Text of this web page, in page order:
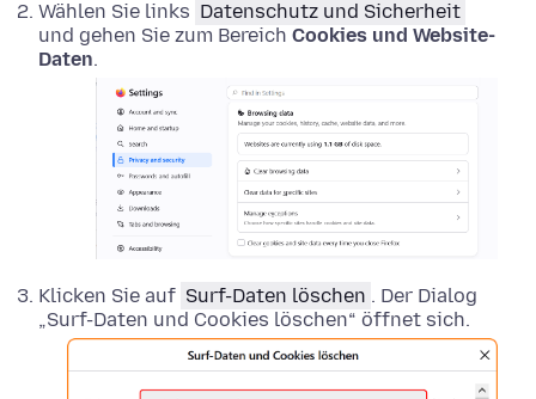
Wählen Sie links Datenschutz und Sicherheit
und gehen Sie zum Bereich Cookies und Website-
Daten.
Klicken Sie auf Surf-Daten löschen . Der Dialog
„Surf-Daten und Cookies löschen“ öffnet sich.